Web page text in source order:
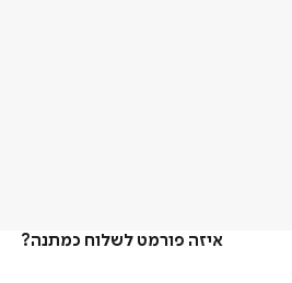
איזה פורמט לשלוח כמתנה?